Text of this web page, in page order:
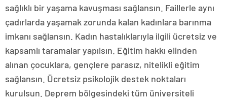
sağlıklı bir yaşama kavuşması sağlansın. Faillerle aynı
çadırlarda yaşamak zorunda kalan kadınlara barınma
imkanı sağlansın. Kadın hastalıklarıyla ilgili ücretsiz ve
kapsamlı taramalar yapılsın. Eğitim hakkı elinden
alınan çocuklara, gençlere parasız, nitelikli eğitim
sağlansın. Ücretsiz psikolojik destek noktaları
kurulsun. Deprem bölgesindeki tüm üniversiteli